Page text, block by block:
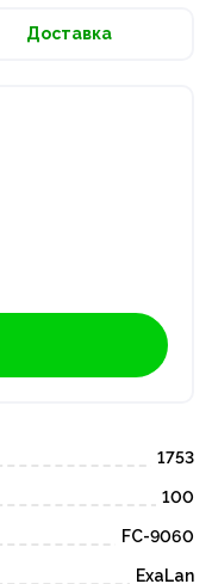
Доставка
1753
100
FC-9060
ExaLan